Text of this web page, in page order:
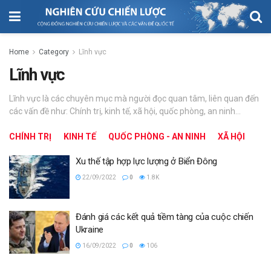
Home Category Lĩnh vực
Lĩnh vực
Lĩnh vực là các chuyên mục mà người đọc quan tâm, liên quan đến
các vấn đề như: Chính trị, kinh tế, xã hội, quốc phòng, an ninh...
CHÍNH TRỊ KINH TẾ QUỐC PHÒNG - AN NINH XÃ HỘI
Xu thế tập hợp lực lượng ở Biển Đông
22/09/2022 0 1.8K
Đánh giá các kết quả tiềm tàng của cuộc chiến
Ukraine
16/09/2022 0 106